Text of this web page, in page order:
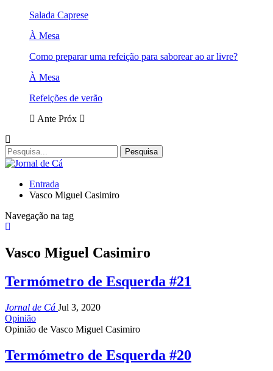
Salada Caprese
À Mesa
Como preparar uma refeição para saborear ao ar livre?
À Mesa
Refeições de verão
Ante Próx
Entrada
Vasco Miguel Casimiro
Navegação na tag
Vasco Miguel Casimiro
Termómetro de Esquerda #21
Jornal de Cá Jul 3, 2020
Opinião
Opinião de Vasco Miguel Casimiro
Termómetro de Esquerda #20